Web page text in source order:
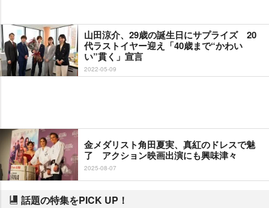
山田涼介、29歳の誕生日にサプライズ 20
代ラストイヤー迎え「40歳まで“かわい
い”貫く」宣言
2022-05-09
金メダリスト角田夏実、真紅のドレスで魅
了 アクション映画出演にも興味津々
2025-08-07
話題の特集をPICK UP！